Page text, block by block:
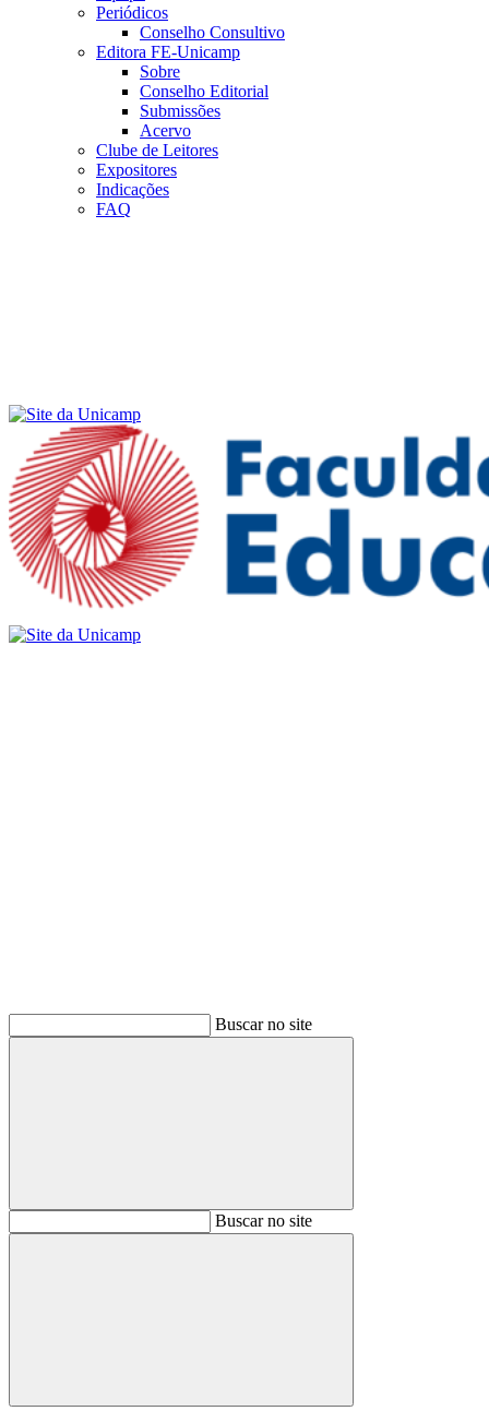
Periódicos
Conselho Consultivo
Editora FE-Unicamp
Sobre
Conselho Editorial
Submissões
Acervo
Clube de Leitores
Expositores
Indicações
FAQ
Buscar no site
BuscarBuscar no site
Buscar